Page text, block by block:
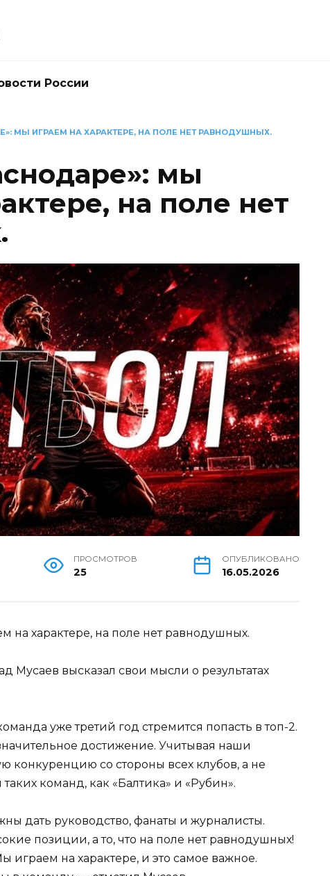
России
МЫ ИГРАЕМ НА ХАРАКТЕРЕ, НА ПОЛЕ НЕТ РАВНОДУШНЫХ.
мы
на поле нет
ПРОСМОТРОВ
25
ОПУБЛИКОВАНО
16.05.2026
Мусаев высказал свои мысли о результатах
уже третий год стремится попасть в топ-2.
достижение. Учитывая наши
конкуренцию со стороны всех клубов, а не
команд, как «Балтика» и «Рубин».
дать руководство, фанаты и журналисты.
позиции, а то, что на поле нет равнодушных!
играем на характере, и это самое важное.